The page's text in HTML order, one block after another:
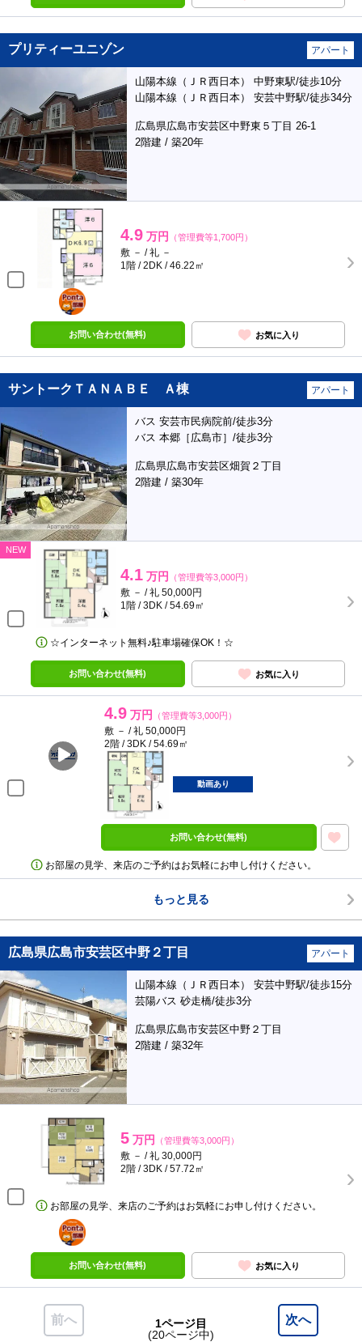
プリティーユニゾン アパート
山陽本線（ＪＲ西日本） 中野東駅/徒歩10分
山陽本線（ＪＲ西日本） 安芸中野駅/徒歩34分
広島県広島市安芸区中野東５丁目 26-1
2階建 / 築20年
4.9 万円 （管理費等1,700円）
敷 － / 礼 －
1階 / 2DK / 46.22㎡
ポンタ
部屋
お問い合わせ(無料) お気に入り
サントークＴＡＮＡＢＥ Ａ棟 アパート
バス 安芸市民病院前/徒歩3分
バス 本郷［広島市］/徒歩3分
広島県広島市安芸区畑賀２丁目
2階建 / 築30年
NEW
4.1 万円 （管理費等3,000円）
敷 － / 礼 50,000円
1階 / 3DK / 54.69㎡
☆インターネット無料♪駐車場確保OK！☆
お問い合わせ(無料) お気に入り
4.9 万円 （管理費等3,000円）
敷 － / 礼 50,000円
2階 / 3DK / 54.69㎡
動画あり
お問い合わせ(無料)
お部屋の見学、来店のご予約はお気軽にお申し付けください。
もっと見る
広島県広島市安芸区中野２丁目 アパート
山陽本線（ＪＲ西日本） 安芸中野駅/徒歩15分
芸陽バス 砂走橋/徒歩3分
広島県広島市安芸区中野２丁目
2階建 / 築32年
5 万円 （管理費等3,000円）
敷 － / 礼 30,000円
2階 / 3DK / 57.72㎡
お部屋の見学、来店のご予約はお気軽にお申し付けください。
ポンタ
部屋
お問い合わせ(無料) お気に入り
前へ 次へ
1ページ目
(20ページ中)